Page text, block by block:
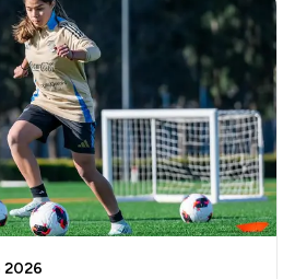
2026